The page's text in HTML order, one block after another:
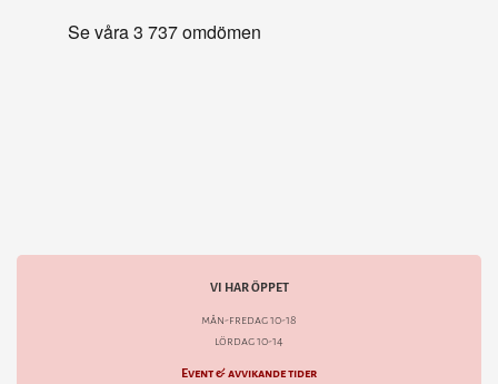
VI HAR ÖPPET
mån-fredag 10-18
lördag 10-14
Event & avvikande tider